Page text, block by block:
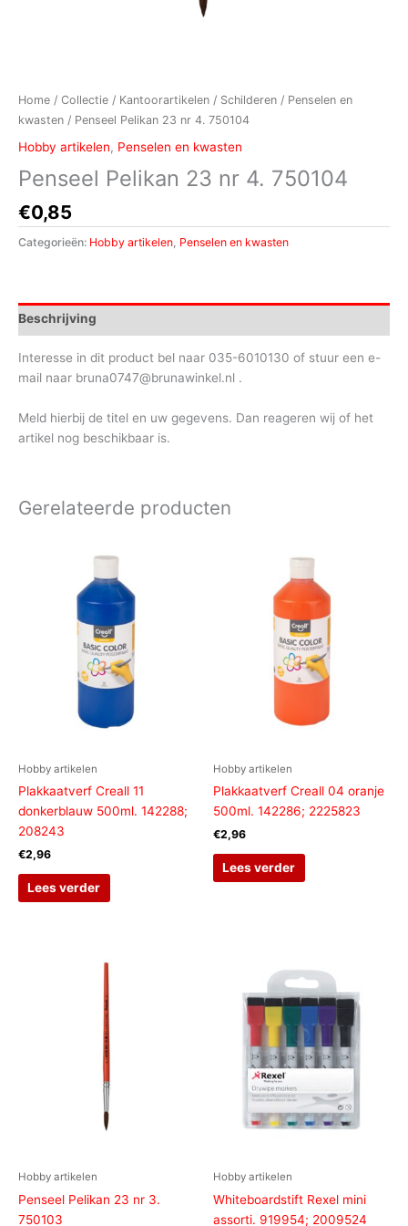
Home / Collectie / Kantoorartikelen / Schilderen / Penselen en
kwasten / Penseel Pelikan 23 nr 4. 750104
Hobby artikelen, Penselen en kwasten
Penseel Pelikan 23 nr 4. 750104
€0,85
Categorieën: Hobby artikelen, Penselen en kwasten
Beschrijving
Interesse in dit product bel naar 035-6010130 of stuur een e-
mail naar bruna0747@brunawinkel.nl .
Meld hierbij de titel en uw gegevens. Dan reageren wij of het
artikel nog beschikbaar is.
Gerelateerde producten
Hobby artikelen
Plakkaatverf Creall 11
donkerblauw 500ml. 142288;
208243
€2,96
Lees verder
Hobby artikelen
Plakkaatverf Creall 04 oranje
500ml. 142286; 2225823
€2,96
Lees verder
Hobby artikelen
Penseel Pelikan 23 nr 3.
750103
Hobby artikelen
Whiteboardstift Rexel mini
assorti. 919954; 2009524